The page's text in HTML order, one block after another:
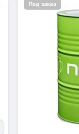
Под заказ